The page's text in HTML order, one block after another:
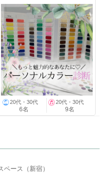
20代・30代
6名
20代・30代
9名
ース（新宿）